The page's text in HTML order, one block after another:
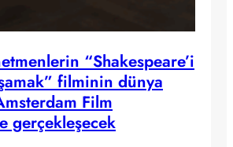
“Shakespeare’i
filminin dünya
Film
gerçekleşecek